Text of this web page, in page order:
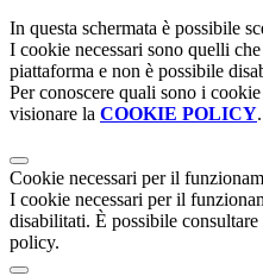
In questa schermata è possibile
I cookie necessari sono quelli
piattaforma e non è possibile
Per conoscere quali sono i
visionare la COOKIE POLICY.
Cookie necessari per il
I cookie necessari per il
disabilitati. È possibile
policy.